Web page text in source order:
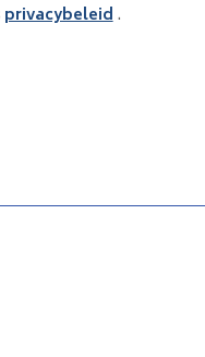
privacybeleid.